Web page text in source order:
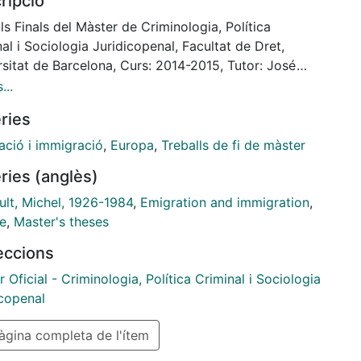
históricas que conforman lo que
tecnologías de poder. En su última etapa
que dichas tecnologías, si bien
en distintos momentos históricos, no se suceden
otras, sino que se superponen
interpretativas de tal
aplicado al gobierno de las migraciones...
Finals del Màster de Criminologia, Política
i Sociologia Juridicopenal, Facultat de Dret,
de Barcelona, Curs: 2014-2015, Tutor: José
García
i immigració, Europa, Treballs de fi de màster
(anglès)
Michel, 1926-1984, Emigration and immigration,
, Master's theses
Oficial - Criminologia, Política Criminal i Sociologia
completa de l'ítem